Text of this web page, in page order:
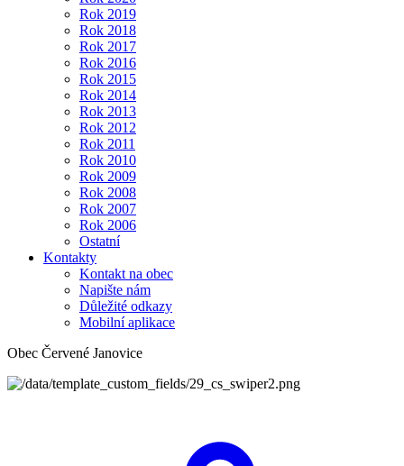
Rok 2019
Rok 2018
Rok 2017
Rok 2016
Rok 2015
Rok 2014
Rok 2013
Rok 2012
Rok 2011
Rok 2010
Rok 2009
Rok 2008
Rok 2007
Rok 2006
Ostatní
Kontakty
Kontakt na obec
Napište nám
Důležité odkazy
Mobilní aplikace
Obec Červené Janovice